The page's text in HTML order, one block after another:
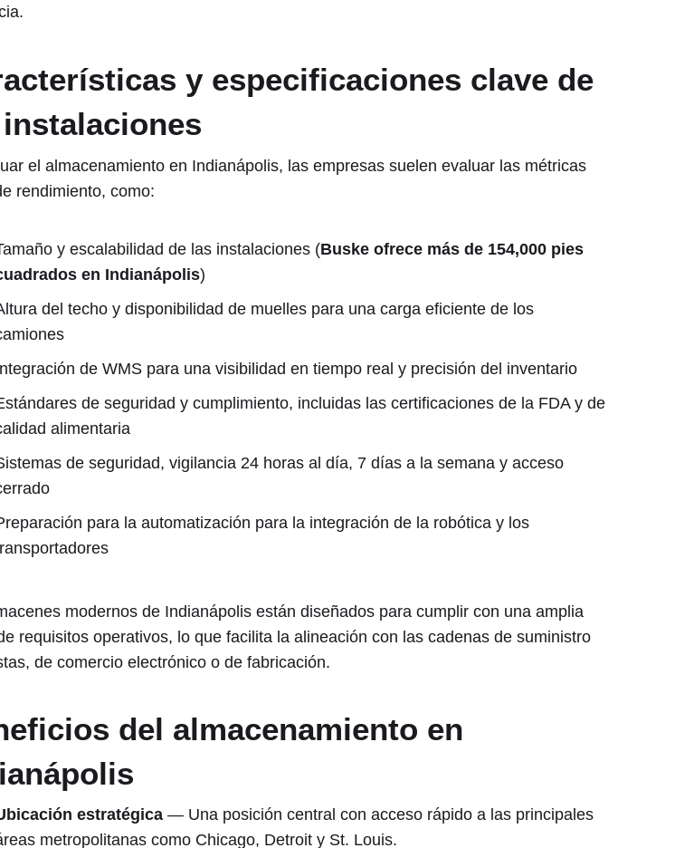
y especificaciones clave de
el almacenamiento en Indianápolis, las empresas suelen evaluar las métricas
rendimiento, como:
y escalabilidad de las instalaciones (Buske ofrece más de 154,000 pies
en Indianápolis)
del techo y disponibilidad de muelles para una carga eficiente de los
de WMS para una visibilidad en tiempo real y precisión del inventario
de seguridad y cumplimiento, incluidas las certificaciones de la FDA y de
alimentaria
de seguridad, vigilancia 24 horas al día, 7 días a la semana y acceso
para la automatización para la integración de la robótica y los
modernos de Indianápolis están diseñados para cumplir con una amplia
requisitos operativos, lo que facilita la alineación con las cadenas de suministro
de comercio electrónico o de fabricación.
del almacenamiento en
estratégica— Una posición central con acceso rápido a las principales
metropolitanas como Chicago, Detroit y St. Louis.